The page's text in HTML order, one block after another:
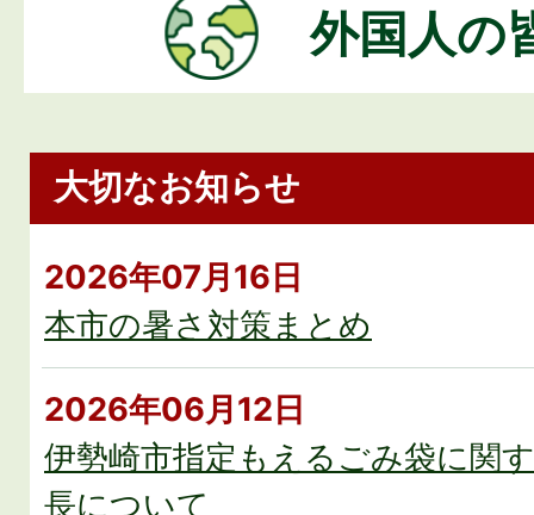
外国人の
大切なお知らせ
2026年07月16日
本市の暑さ対策まとめ
2026年06月12日
伊勢崎市指定もえるごみ袋に関
長について